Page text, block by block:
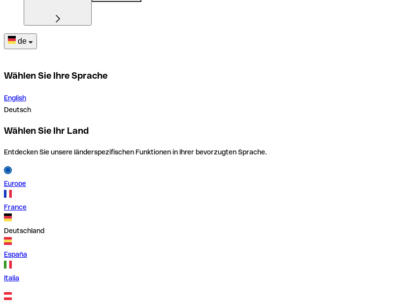
de
Wählen Sie Ihre Sprache
English
Deutsch
Wählen Sie Ihr Land
Entdecken Sie unsere länderspezifischen Funktionen in Ihrer bevorzugten Sprache.
Europe
France
Deutschland
España
Italia